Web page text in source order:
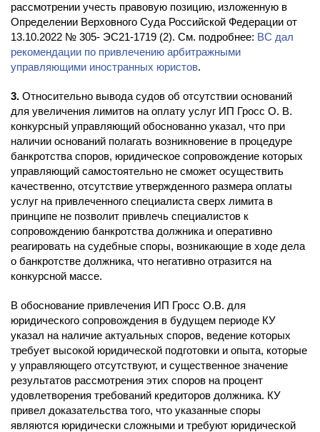
рассмотрении учесть правовую позицию, изложенную в
Определении Верховного Суда Российской Федерации от
13.10.2022 № 305- ЭС21-1719 (2). См. подробнее: ВС дал
рекомендации по привлечению арбитражными
управляющими иностранных юристов.
3. Относительно вывода судов об отсутствии оснований
для увеличения лимитов на оплату услуг ИП Гросс О. В.
конкурсный управляющий обоснованно указал, что при
наличии оснований полагать возникновение в процедуре
банкротства споров, юридическое сопровождение которых
управляющий самостоятельно не сможет осуществить
качественно, отсутствие утвержденного размера оплаты
услуг на привлеченного специалиста сверх лимита в
принципе не позволит привлечь специалистов к
сопровождению банкротства должника и оперативно
реагировать на судебные споры, возникающие в ходе дела
о банкротстве должника, что негативно отразится на
конкурсной массе.
В обоснование привлечения ИП Гросс О.В. для
юридического сопровождения в будущем периоде КУ
указал на наличие актуальных споров, ведение которых
требует высокой юридической подготовки и опыта, которые
у управляющего отсутствуют, и существенное значение
результатов рассмотрения этих споров на процент
удовлетворения требований кредиторов должника. КУ
привел доказательства того, что указанные споры
являются юридически сложными и требуют юридической